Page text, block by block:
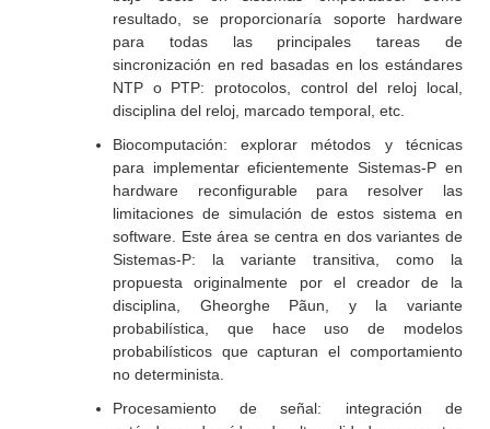
resultado, se proporcionaría soporte hardware
para todas las principales tareas de
sincronización en red basadas en los estándares
NTP o PTP: protocolos, control del reloj local,
disciplina del reloj, marcado temporal, etc.
Biocomputación: explorar métodos y técnicas
para implementar eficientemente Sistemas-P en
hardware reconfigurable para resolver las
limitaciones de simulación de estos sistema en
software. Este área se centra en dos variantes de
Sistemas-P: la variante transitiva, como la
propuesta originalmente por el creador de la
disciplina, Gheorghe Pãun, y la variante
probabilística, que hace uso de modelos
probabilísticos que capturan el comportamiento
no determinista.
Procesamiento de señal: integración de